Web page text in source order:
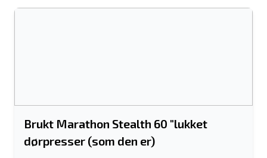
Brukt Marathon Stealth 60 "lukket
dørpresser (som den er)